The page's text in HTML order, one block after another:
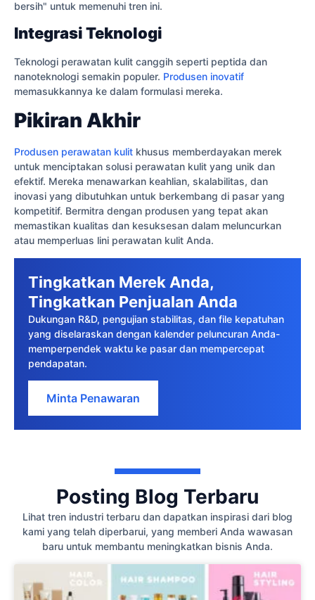
bersih" untuk memenuhi tren ini.
Integrasi Teknologi
Teknologi perawatan kulit canggih seperti peptida dan
nanoteknologi semakin populer. Produsen inovatif
memasukkannya ke dalam formulasi mereka.
Pikiran Akhir
Produsen perawatan kulit khusus memberdayakan merek
untuk menciptakan solusi perawatan kulit yang unik dan
efektif. Mereka menawarkan keahlian, skalabilitas, dan
inovasi yang dibutuhkan untuk berkembang di pasar yang
kompetitif. Bermitra dengan produsen yang tepat akan
memastikan kualitas dan kesuksesan dalam meluncurkan
atau memperluas lini perawatan kulit Anda.
Tingkatkan Merek Anda,
Tingkatkan Penjualan Anda
Dukungan R&D, pengujian stabilitas, dan file kepatuhan
yang diselaraskan dengan kalender peluncuran Anda-
memperpendek waktu ke pasar dan mempercepat
pendapatan.
Minta Penawaran
Posting Blog Terbaru
Lihat tren industri terbaru dan dapatkan inspirasi dari blog
kami yang telah diperbarui, yang memberi Anda wawasan
baru untuk membantu meningkatkan bisnis Anda.